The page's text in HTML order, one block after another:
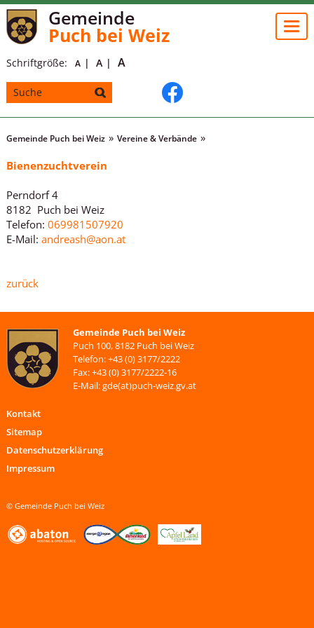
Gemeinde
Puch bei Weiz
Schriftgröße: A A A
Gemeinde Puch bei Weiz Vereine & Verbände
Bienenzuchtverein
Perndorf 4
8182 Puch bei Weiz
Telefon: 069981507920
E-Mail: andreash@aon.at
zurück
Gemeinde Puch bei Weiz
Puch 100, 8182 Puch bei Weiz
Telefon: +43 (0) 3177/2222
Fax: +43 (0) 3177/2222-16
E-Mail: gde(at)puch-weiz.gv.at
Kontakt
Sitemap
Datenschutzerklärung
Impressum
© Gemeinde Puch bei Weiz